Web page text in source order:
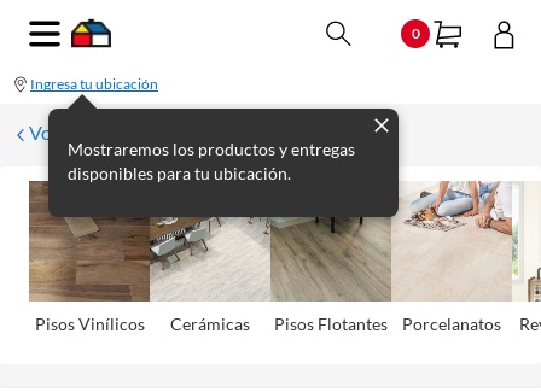
0
Ingresa tu ubicación
Mostraremos los productos y entregas
disponibles para tu ubicación.
Volver
Pisos Viní­licos Cerámicas Pisos Flotantes Porcelanatos